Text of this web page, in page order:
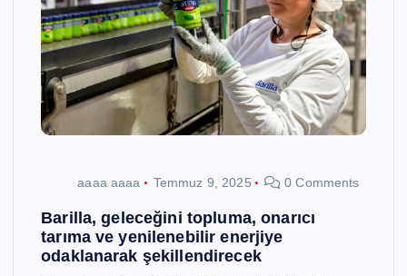
aaaa aaaa Temmuz 9, 2025 0 Comments
Barilla, geleceğini topluma, onarıcı
tarıma ve yenilenebilir enerjiye
odaklanarak şekillendirecek